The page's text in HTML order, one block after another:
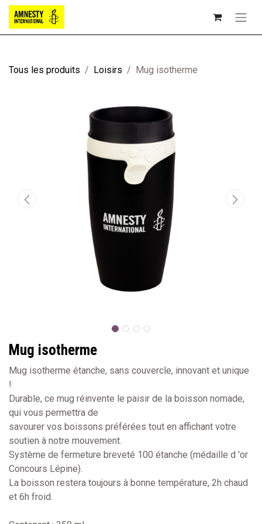
Tous les produits Loisirs Mug isotherme
Mug isotherme
Mug isotherme étanche, sans couvercle, innovant et unique
!
Durable, ce mug réinvente le paisir de la boisson nomade,
qui vous permettra de
savourer vos boissons préférées tout en affichant votre
soutien à notre mouvement.
Système de fermeture breveté 100 étanche (médaille d 'or
Concours Lépine).
La boisson restera toujours à bonne température, 2h chaud
et 6h froid.